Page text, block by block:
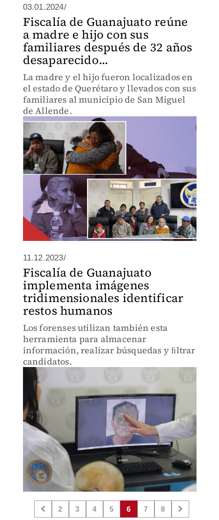
03.01.2024/
Fiscalía de Guanajuato reúne
a madre e hijo con sus
familiares después de 32 años
desaparecido...
La madre y el hijo fueron localizados en
el estado de Querétaro y llevados con sus
familiares al municipio de San Miguel
de Allende.
11.12.2023/
Fiscalía de Guanajuato
implementa imágenes
tridimensionales identificar
restos humanos
Los forenses utilizan también esta
herramienta para almacenar
información, realizar búsquedas y ﬁltrar
candidatos.
2 3 4 5 6 7 8